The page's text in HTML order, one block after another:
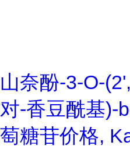
山奈酚-3-O-
对-香豆酰基)-
萄糖苷价格,